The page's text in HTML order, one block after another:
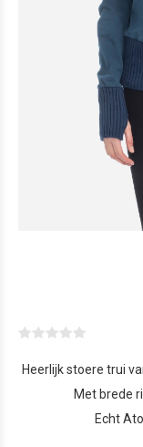
Heerlijk stoere trui
Met brede
Echt